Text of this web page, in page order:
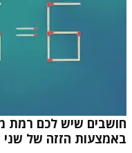
חושבים שיש לכם רמת
באמצעות הזזה של שני